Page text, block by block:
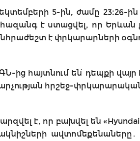
5-ին, ժամը 23։26-
է ստացվել, որ Երևան
է փրկարարների
ից հայտնում են՝ դեպքի
հրշեջ-
է, որ բախվել են